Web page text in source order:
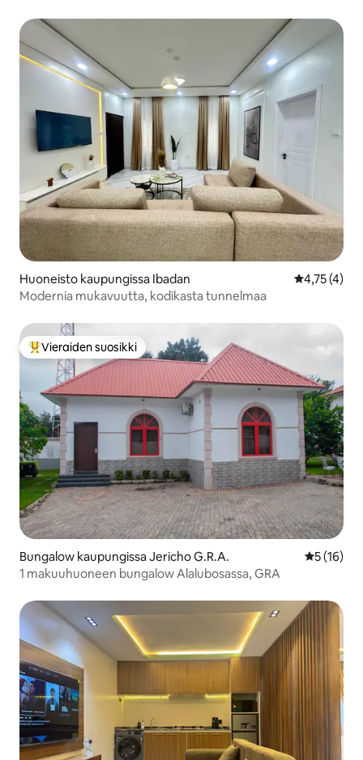
Huoneisto kaupungissa Ibadan
4,75 (4)
Modernia mukavuutta, kodikasta tunnelmaa
Vieraiden suosikkien parhaimmistoa
Vieraiden suosikki
Bungalow kaupungissa Jericho G.R.A.
5 (16)
1 makuuhuoneen bungalow Alalubosassa, GRA